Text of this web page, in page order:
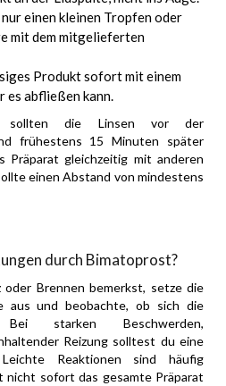
einen kleinen Tropfen oder
mit dem mitgelieferten
Produkt sofort mit einem
es abfließen kann.
sollten die Linsen vor der
frühestens 15 Minuten später
Präparat gleichzeitig mit anderen
einen Abstand von mindestens
durch Bimatoprost?
oder Brennen bemerkst, setze die
aus und beobachte, ob sich die
starken Beschwerden,
Reizung solltest du eine
Reaktionen sind häufig
nicht sofort das gesamte Präparat